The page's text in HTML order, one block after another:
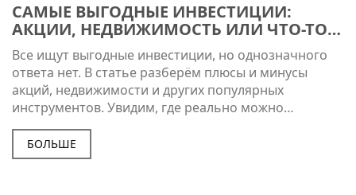
САМЫЕ ВЫГОДНЫЕ ИНВЕСТИЦИИ:
АКЦИИ, НЕДВИЖИМОСТЬ ИЛИ ЧТО-ТО
ЕЩЕ?
Все ищут выгодные инвестиции, но однозначного
ответа нет. В статье разберём плюсы и минусы
акций, недвижимости и других популярных
инструментов. Увидим, где реально можно
заработать, а где больше рискуешь потерять.
Приведены свежие примеры и советы для новичков.
Полезная статья для всех, кто хочет заставить
БОЛЬШЕ